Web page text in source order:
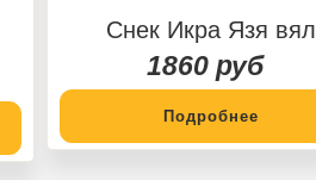
Снек Икра Язя вял
1860 руб
Подробнее